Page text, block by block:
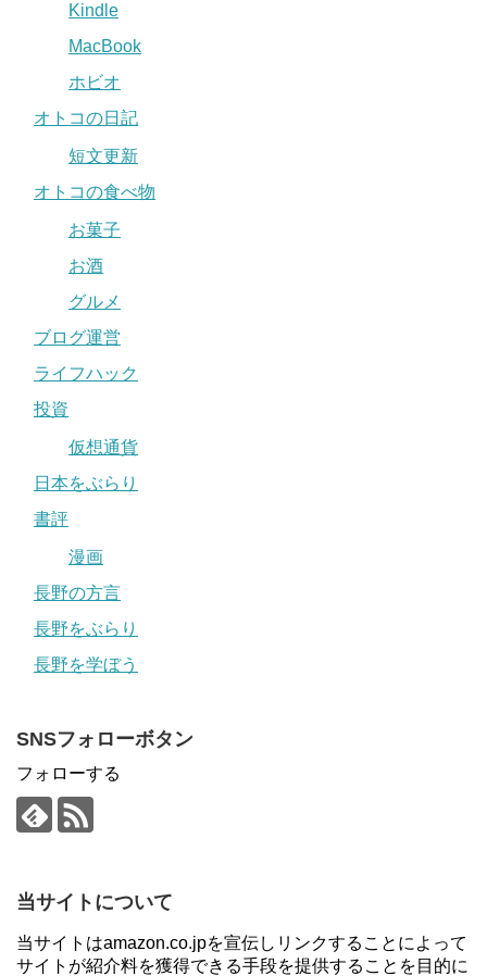
Kindle
MacBook
ホビオ
オトコの日記
短文更新
オトコの食べ物
お菓子
お酒
グルメ
ブログ運営
ライフハック
投資
仮想通貨
日本をぶらり
書評
漫画
長野の方言
長野をぶらり
長野を学ぼう
SNSフォローボタン
フォローする
当サイトについて
当サイトはamazon.co.jpを宣伝しリンクすることによって
サイトが紹介料を獲得できる手段を提供することを目的に